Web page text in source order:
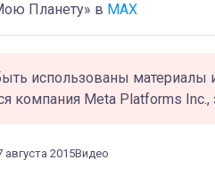
Планету» в MAX
использованы материалы
компания Meta Platforms
августа 2015Видео